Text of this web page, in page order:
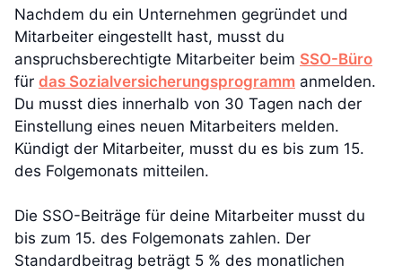
Nachdem du ein Unternehmen gegründet und
Mitarbeiter eingestellt hast, musst du
anspruchsberechtigte Mitarbeiter beim SSO-Büro
für das Sozialversicherungsprogramm anmelden.
Du musst dies innerhalb von 30 Tagen nach der
Einstellung eines neuen Mitarbeiters melden.
Kündigt der Mitarbeiter, musst du es bis zum 15.
des Folgemonats mitteilen.
Die SSO-Beiträge für deine Mitarbeiter musst du
bis zum 15. des Folgemonats zahlen. Der
Standardbeitrag beträgt 5 % des monatlichen